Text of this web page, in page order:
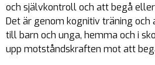
och självkontroll och att begå
Det är genom kognitiv träning
till barn och unga, hemma och i
upp motståndskraften mot att